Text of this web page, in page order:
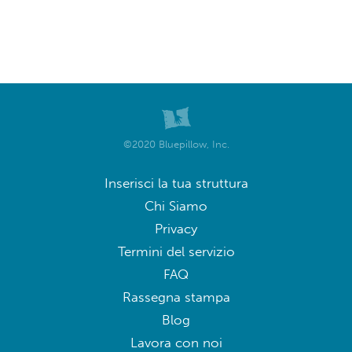
©2020 Bluepillow, Inc.
Inserisci la tua struttura
Chi Siamo
Privacy
Termini del servizio
FAQ
Rassegna stampa
Blog
Lavora con noi